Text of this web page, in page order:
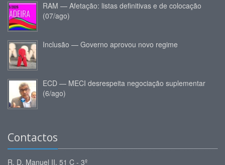
RAM — Afetação: listas definitivas e de colocação
(07/ago)
Inclusão — Governo aprovou novo regime
ECD — MECI desrespeita negociação suplementar
(6/ago)
Contactos
R. D. Manuel II, 51 C - 3º